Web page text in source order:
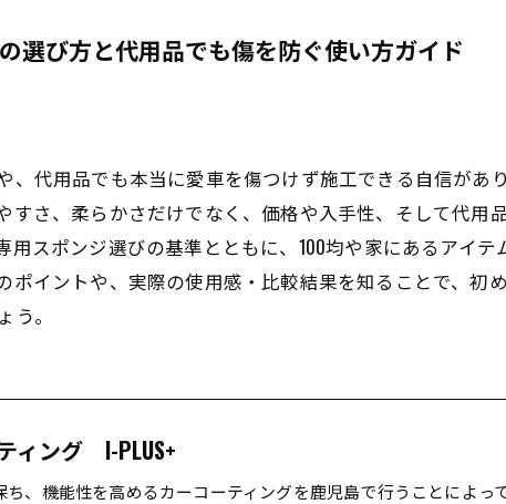
選び方と代用品でも傷を防ぐ使い方ガイド
、代用品でも本当に愛車を傷つけず施工できる自信があ
すさ、柔らかさだけでなく、価格や入手性、そして代
用スポンジ選びの基準とともに、100均や家にあるアイ
ポイントや、実際の使用感・比較結果を知ることで、初
。
ィング I-PLUS+
ち、機能性を高めるカーコーティングを鹿児島で行うことによ